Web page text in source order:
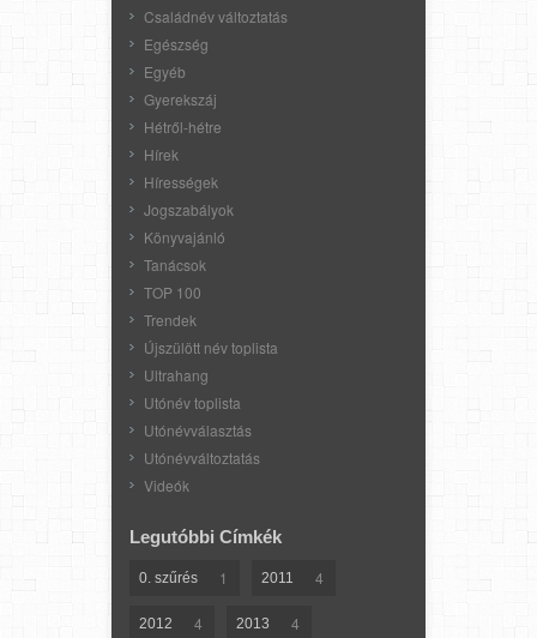
Családnév változtatás
Egészség
Egyéb
Gyerekszáj
Hétről-hétre
Hírek
Hírességek
Jogszabályok
Könyvajánló
Tanácsok
TOP 100
Trendek
Újszülött név toplista
Ultrahang
Utónév toplista
Utónévválasztás
Utónévváltoztatás
Videók
Legutóbbi Címkék
0. szűrés 1 2011 4
2012 4 2013 4